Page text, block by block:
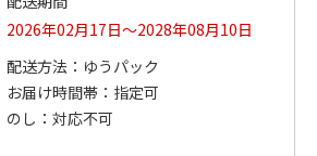
コーデュロイ生地ラ
キティ KCOB2
2,200円
(送料別・税込)
八角形ステンレスマ
2026年02月17日～2028年08月10日
配送方法
ゆうパック
お届け時間帯
指定可
のし
対応不可